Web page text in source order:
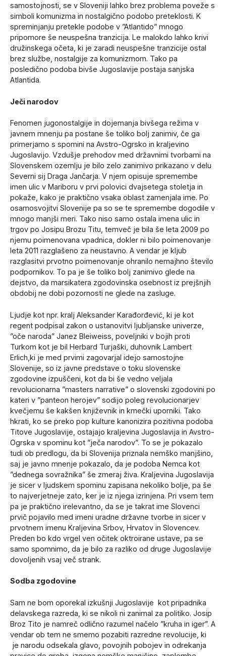
samostojnosti, se v Sloveniji lahko brez problema poveže s
simboli komunizma in nostalgično podobo preteklosti. K
spreminjanju pretekle podobe v ”Atlantido” mnogo
pripomore še neuspešna tranzicija. Le malokdo lahko krivi
družinskega očeta, ki je zaradi neuspešne tranzicije ostal
brez službe, nostalgije za komunizmom. Tako pa
posledično podoba bivše Jugoslavije postaja sanjska
Atlantida.
Ječi narodov
Fenomen jugonostalgije in dojemanja bivšega režima v
javnem mnenju pa postane še toliko bolj zanimiv, če ga
primerjamo s spomini na Avstro-Ogrsko in kraljevino
Jugoslavijo. Vzdušje prehodov med državnimi tvorbami na
Slovenskem ozemlju je bilo zelo zanimivo prikazano v delu
Severni sij Draga Jančarja. V njem opisuje spremembe
imen ulic v Mariboru v prvi polovici dvajsetega stoletja in
pokaže, kako je praktično vsaka oblast zamenjala ime. Po
osamosvojitvi Slovenije pa so se te spremembe dogodile v
mnogo manjši meri. Tako niso samo ostala imena ulic in
trgov po Josipu Brozu Titu, temveč je bila še leta 2009 po
njemu poimenovana vpadnica, dokler ni bilo poimenovanje
leta 2011 razglašeno za neustavno. A vendar je kljub
razglasitvi prvotno poimenovanje ohranilo nemajhno število
podpornikov. To pa je še toliko bolj zanimivo glede na
dejstvo, da marsikatera zgodovinska osebnost iz prejšnjih
obdobij ne dobi pozornosti ne glede na zasluge.
Ljudje kot npr. kralj Aleksander Karađorđević, ki je kot
regent podpisal zakon o ustanovitvi ljubljanske univerze,
”oče naroda” Janez Bleiweiss, poveljniki v bojih proti
Turkom kot je bil Herbard Turjaški, duhovnik Lambert
Erlich,ki je med prvimi zagovarjal idejo samostojne
Slovenije, so iz javne predstave o toku slovenske
zgodovine izpuščeni, kot da bi še vedno veljala
revolucionarna ”masters narrative” o slovenski zgodovini po
kateri v ”panteon herojev” sodijo poleg revolucionarjev
kvečjemu še kakšen književnik in kmečki uporniki. Tako
hkrati, ko se preko pop kulture kanonizira pozitivna podoba
Titove Jugoslavije, ostajajo kraljevina Jugoslavija in Avstro-
Ogrska v spominu kot ”ječa narodov”. To se je pokazalo
tudi ob predlogu, da bi Slovenija priznala nemško manjšino,
saj je javno mnenje pokazalo, da je podoba Nemca kot
”dednega sovražnika” še zmeraj živa. Kraljevina Jugoslavija
je sicer v ljudskem spominu zapisana nekoliko bolje, pa še
to najverjetneje zato, ker je iz njega izrinjena. Pri vsem tem
pa je praktično irelevantno, da se je takrat ime Slovenci
prvič pojavilo med imeni uradne državne tvorbe in sicer v
prvotnem imenu Kraljevina Srbov, Hrvatov in Slovencev.
Preden bo kdo vrgel ven očitek oktroirane ustave, pa se
samo spomnimo, da je bilo za razliko od druge Jugoslavije
dovoljenih vsaj več strank.
Sodba zgodovine
Sam ne bom oporekal izkušnji Jugoslavije kot pripadnika
delavskega razreda, ki se nikoli ni zanimal za politiko. Josip
Broz Tito je namreč odlično razumel načelo ”kruha in iger”. A
vendar ob tem ne smemo pozabiti razredne revolucije, ki
je narodu odsekala glavo, povojnih pobojev in odrekanja